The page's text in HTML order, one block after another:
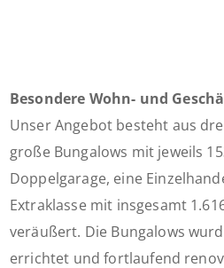
Besondere Wohn- und
Unser Angebot besteht aus
große Bungalows mit jeweils
Doppelgarage, eine
Extraklasse mit insgesamt
veräußert. Die Bungalows
errichtet und fortlaufend